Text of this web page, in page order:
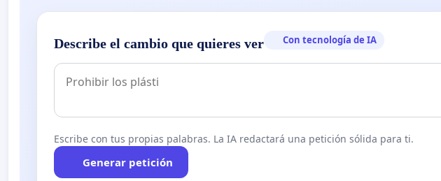
Describe el cambio que quieres ver Con tecnología de IA
Escribe con tus propias palabras. La IA redactará una petición sólida para ti.
Generar petición